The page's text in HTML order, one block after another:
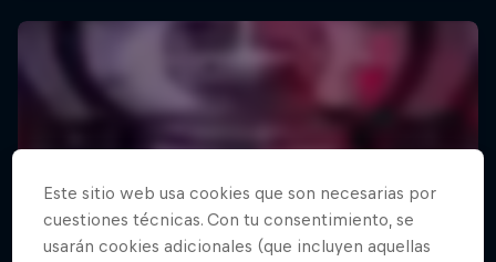
Este sitio web usa cookies que son necesarias por
cuestiones técnicas. Con tu consentimiento, se
usarán cookies adicionales (que incluyen aquellas